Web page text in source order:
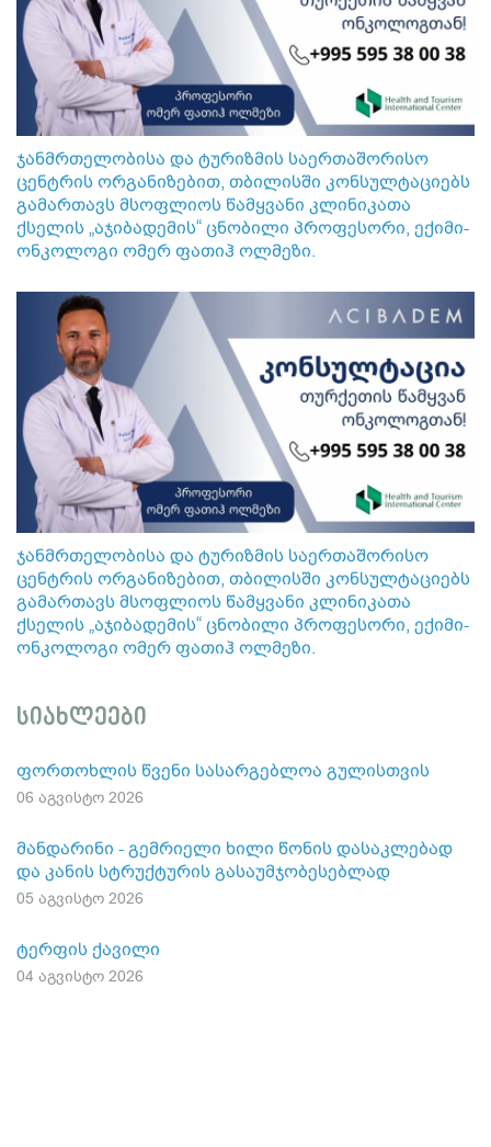
ჯანმრთელობისა და ტურიზმის საერთაშორისო
ცენტრის ორგანიზებით, თბილისში კონსულტაციებს
გამართავს მსოფლიოს წამყვანი კლინიკათა
ქსელის „აჯიბადემის“ ცნობილი პროფესორი, ექიმი-
ონკოლოგი ომერ ფათიჰ ოლმეზი.
ჯანმრთელობისა და ტურიზმის საერთაშორისო
ცენტრის ორგანიზებით, თბილისში კონსულტაციებს
გამართავს მსოფლიოს წამყვანი კლინიკათა
ქსელის „აჯიბადემის“ ცნობილი პროფესორი, ექიმი-
ონკოლოგი ომერ ფათიჰ ოლმეზი.
სიახლეები
ფორთოხლის წვენი სასარგებლოა გულისთვის
06 აგვისტო 2026
მანდარინი - გემრიელი ხილი წონის დასაკლებად
და კანის სტრუქტურის გასაუმჯობესებლად
05 აგვისტო 2026
ტერფის ქავილი
04 აგვისტო 2026